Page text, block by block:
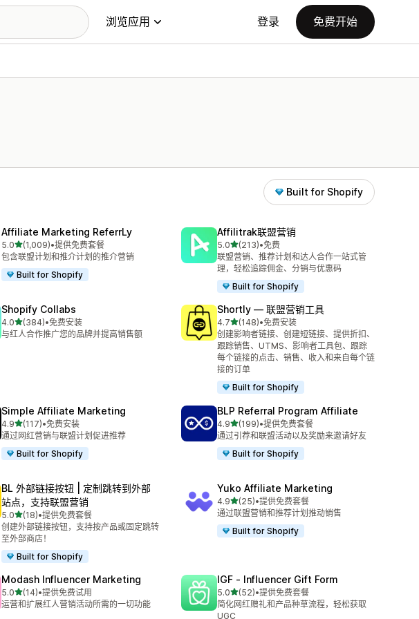
浏览应用 登录 免费开始
Built for Shopify
Affiliate Marketing ReferrLy
5.0星（满分 5 星）
(1,009)
总共 1009 条评论
•提供免费套餐
包含联盟计划和推介计划的推介营销
Built for Shopify
Affilitrak联盟营销
5.0星（满分 5 星）
(213)
总共 213 条评论
•免费
联盟营销、推荐计划和达人合作一站式管
理，轻松追踪佣金、分销与优惠码
Built for Shopify
Shopify Collabs
4.0星（满分 5 星）
(384)
总共 384 条评论
•免费安装
与红人合作推广您的品牌并提高销售额
Shortly — 联盟营销工具
4.7星（满分 5 星）
(148)
总共 148 条评论
•免费安装
创建影响者链接、创建短链接、提供折扣、
跟踪销售、UTMS、影响者工具包、跟踪
每个链接的点击、销售、收入和来自每个链
接的订单
Built for Shopify
Simple Affiliate Marketing
4.9星（满分 5 星）
(117)
总共 117 条评论
•免费安装
通过网红营销与联盟计划促进推荐
Built for Shopify
BLP Referral Program Affiliate
4.9星（满分 5 星）
(199)
总共 199 条评论
•提供免费套餐
通过引荐和联盟活动以及奖励来邀请好友
Built for Shopify
BL 外部链接按钮 | 定制跳转到外部
站点，支持联盟营销
5.0星（满分 5 星）
(18)
总共 18 条评论
•提供免费套餐
创建外部链接按钮，支持按产品或固定跳转
至外部商店！
Built for Shopify
Yuko Affiliate Marketing
4.9星（满分 5 星）
(25)
总共 25 条评论
•提供免费套餐
通过联盟营销和推荐计划推动销售
Built for Shopify
Modash Influencer Marketing
5.0星（满分 5 星）
(14)
总共 14 条评论
•提供免费试用
运营和扩展红人营销活动所需的一切功能
IGF ‑ Influencer Gift Form
5.0星（满分 5 星）
(52)
总共 52 条评论
•提供免费套餐
简化网红赠礼和产品种草流程，轻松获取
UGC